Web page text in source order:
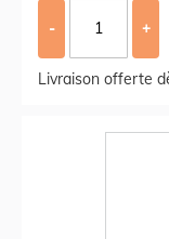
- +
Livraison offerte